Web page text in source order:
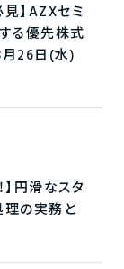
】AZXセミ
る優先株式
月26日(水)
】円滑なスタ
の実務と